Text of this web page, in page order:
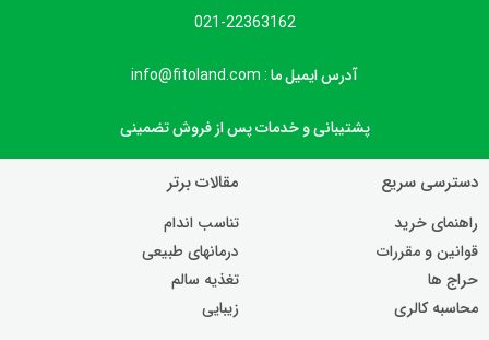
021-22363162
آدرس ایمیل ما : info@fitoland.com
پشتیبانی و خدمات پس از فروش تضمینی
دسترسی سریع
راهنمای خرید
قوانین و مقررات
حراج ها
محاسبه کالری
مقالات برتر
تناسب اندام
درمانهای طبیعی
تغذیه سالم
زیبایی